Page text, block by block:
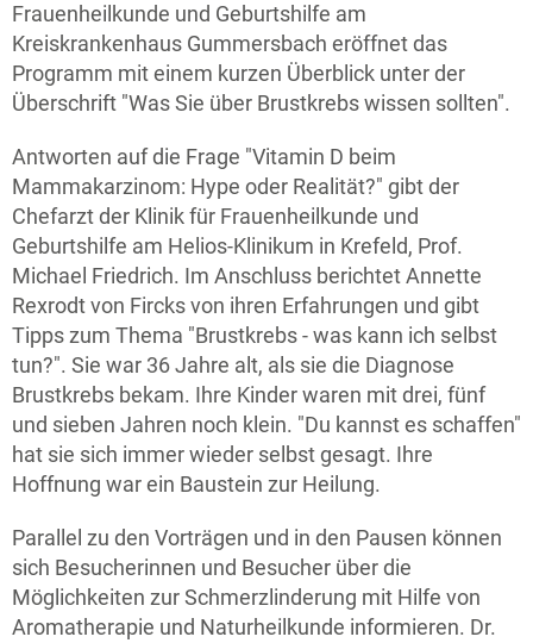
Frauenheilkunde und Geburtshilfe am
Kreiskrankenhaus Gummersbach eröffnet das
Programm mit einem kurzen Überblick unter der
Überschrift "Was Sie über Brustkrebs wissen sollten".
Antworten auf die Frage "Vitamin D beim
Mammakarzinom: Hype oder Realität?" gibt der
Chefarzt der Klinik für Frauenheilkunde und
Geburtshilfe am Helios-Klinikum in Krefeld, Prof.
Michael Friedrich. Im Anschluss berichtet Annette
Rexrodt von Fircks von ihren Erfahrungen und gibt
Tipps zum Thema "Brustkrebs - was kann ich selbst
tun?". Sie war 36 Jahre alt, als sie die Diagnose
Brustkrebs bekam. Ihre Kinder waren mit drei, fünf
und sieben Jahren noch klein. "Du kannst es schaffen"
hat sie sich immer wieder selbst gesagt. Ihre
Hoffnung war ein Baustein zur Heilung.
Parallel zu den Vorträgen und in den Pausen können
sich Besucherinnen und Besucher über die
Möglichkeiten zur Schmerzlinderung mit Hilfe von
Aromatherapie und Naturheilkunde informieren. Dr.